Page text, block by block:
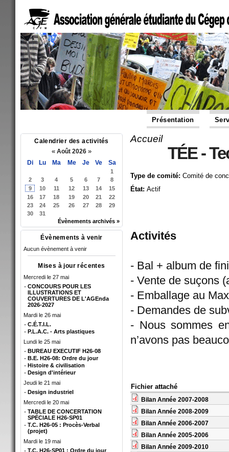
Présentation
Calendrier des activités
« Août 2026 »
Di Lu Ma Me Je Ve Sa
1
2
3 4 5 6 7
8
9
10 11 12 13 14
15
16
17 18 19 20 21
22
23
24 25 26 27 28
29
30
31
Évènements archivés »
Évènements à venir
Aucun évènement à venir
Mises à jour récentes
Mercredi le 27 mai
CONCOURS POUR LES
ILLUSTRATIONS ET
COUVERTURES DE L'AGEnda
2026-2027
Mardi le 26 mai
C.É.T.I.L.
P.L.A.C. - Arts plastiques
Lundi le 25 mai
BUREAU EXECUTIF H26-08
B.E. H26-08: Ordre du jour
Histoire & civilisation
Design d'intérieur
Jeudi le 21 mai
Design industriel
Mercredi le 20 mai
TABLE DE CONCERTATION
SPÉCIALE H26-SP01
T.C. H26-05 : Procès-Verbal
(projet)
Mardi le 19 mai
T.C. H26-SP01 : Ordre du jour
Vous êtes ici
Accueil
TÉE -
Type de comité: Comité de
État: Actif
Activités
- Bal + album de
- Vente de suçons
- Emballage au
- Demandes de
- Nous sommes
n’avons pas
Fichier attaché
Bilan Année 2007-2008
Bilan Année 2008-2009
Bilan Année 2006-2007
Bilan Année 2005-2006
Bilan Année 2009-2010